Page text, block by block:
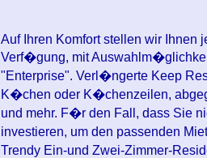
Auf Ihren Komfort stellen wir Ihnen
Verf�gung, mit
"Enterprise". Verl�ngerte Keep
K�chen oder K�chenzeilen,
und mehr. F�r den Fall, dass Sie
investieren, um den passenden
Trendy Ein-und Zwei-Zimmer-